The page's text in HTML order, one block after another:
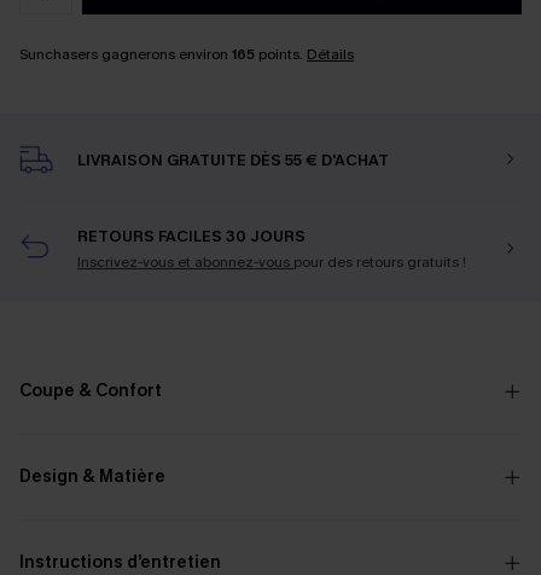
Sunchasers gagnerons environ 165 points. Détails
LIVRAISON GRATUITE DÈS 55 € D'ACHAT
RETOURS FACILES 30 JOURS
Inscrivez-vous et abonnez-vous pour des retours gratuits !
Coupe & Confort
Design & Matière
Instructions d’entretien